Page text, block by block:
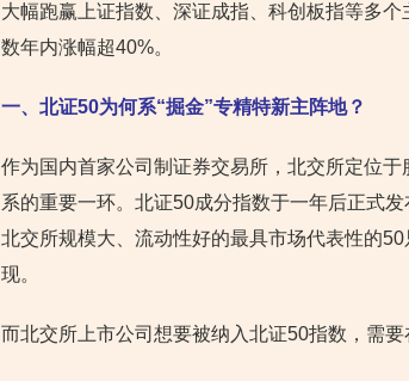
大幅跑赢上证指数、深证成指、科创板指等多
数年内涨幅超40%。
一、北证50为何系“掘金”专精特新主阵地？
作为国内首家公司制证券交易所，北交所定位
系的重要一环。北证50成分指数于一年后正式
北交所规模大、流动性好的最具市场代表性的
现。
而北交所上市公司想要被纳入北证50指数，需